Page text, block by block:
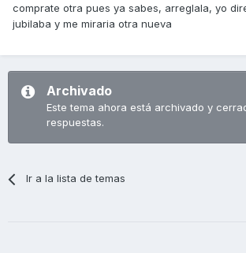
comprate otra pues ya sabes, arreglala, yo
jubilaba y me miraria otra nueva
Archivado
Este tema ahora está archivado y
respuestas.
Ir a la lista de temas